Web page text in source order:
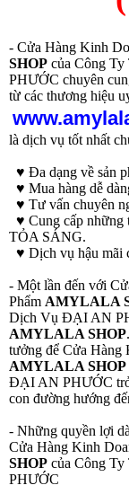
- Cửa Hàng Kinh
SHOP của Công
PHƯỚC chuyên
từ các thương hiệu
là dịch vụ tốt nhất
♥ Đa dạng về sản
♥ Mua hàng dễ
♥ Tư vấn chuyên
♥ Cung cấp
TỎA SÁNG.
♥ Dịch vụ hậu mãi
- Một lần đến với
Phẩm AMYLALA
Dịch Vụ ĐẠI AN
AMYLALA SHOP
tưởng để Cửa Hàng
AMYLALA SHOP
ĐẠI AN PHƯỚC trở
con đường hướng
- Những quyền lợi
Cửa Hàng Kinh
SHOP của Công
PHƯỚC